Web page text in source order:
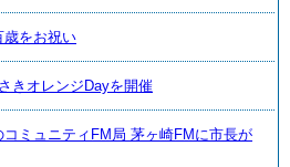
をお祝い
きオレンジDayを開催
ミュニティFM局 茅ヶ崎FMに市長が